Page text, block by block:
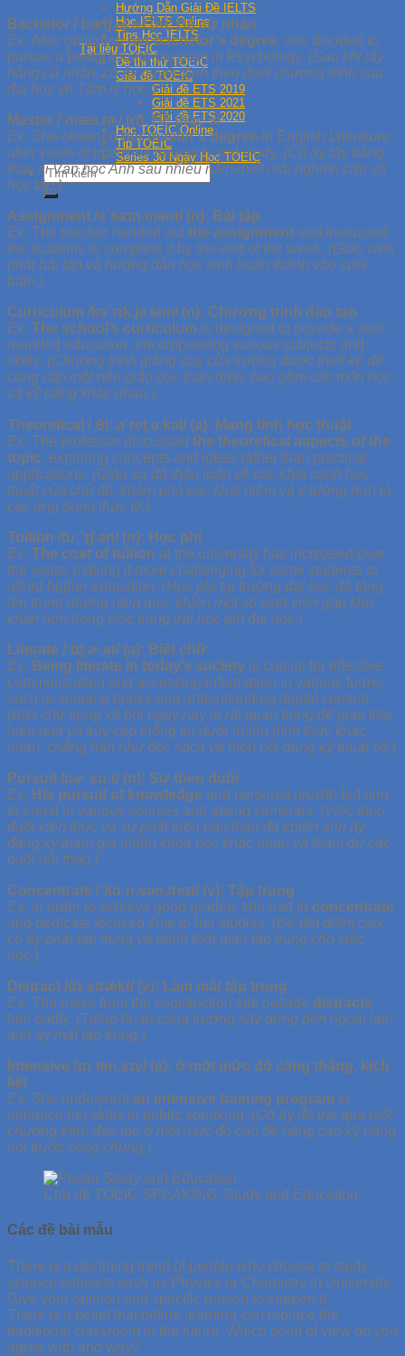
Hướng Dẫn Giải Đề IELTS
Học IELTS Online
Tips Học IELTS
Tài liệu TOEIC
Đề thi thử TOEIC
Giải đề TOEIC
Giải đề ETS 2019
Giải đề ETS 2021
Giải đề ETS 2020
Học TOEIC Online
Tip TOEIC
Series 30 Ngày Học TOEIC
Bachelor /ˈbætʃ.əl.ɚ/ (n): Hệ cử nhân
Ex:After obtainingher bachelor’s degree, she decided to
pursue a postgraduate program in Psychology. (Sau khi lấy
bằng cử nhân, cô ấy quyết định theo đuổi chương trình sau
đại học về Tâm lý học.)
Master /ˈmæs.tɚ/ (n): Hệ thạc sĩ
Ex: She obtainedher master’s degree in English Literature
after years of intensive research and study. (Cô ấy lấy bằng
thạc sĩ Văn học Anh sau nhiều năm miệt mài nghiên cứu và
học tập.)
Assignment /əˈsaɪn.mənt/ (n): Bài tập
Ex: The teacher handed out the assignment and instructed
the students to complete it by the end of the week. (Giáo viên
phát bài tập và hướng dẫn học sinh hoàn thành vào cuối
tuần.)
Curriculum /kəˈrɪk.jə.ləm/ (n): Chương trình đào tạo
Ex: The school’s curriculum is designed to provide a well-
rounded education, encompassing various subjects and
skills. (Chương trình giảng dạy của trường được thiết kế để
cung cấp một nền giáo dục toàn diện, bao gồm các môn học
và kỹ năng khác nhau.)
Theoretical /ˌθiː.əˈret̬.ə.kəl/ (a): Mang tính học thuật
Ex: The professor discussed the theoretical aspects of the
topic, exploring concepts and ideas rather than practical
applications. (Giáo sư đã thảo luận về các khía cạnh học
thuật của chủ đề, khám phá các khái niệm và ý tưởng hơn là
các ứng dụng thực tế.)
Tuition /tuːˈɪʃ.ən/ (n): Học phí
Ex: The cost of tuition at the university has increased over
the years, making it more challenging for some students to
afford higher education. (Học phí tại trường đại học đã tăng
lên trong những năm qua, khiến một số sinh viên gặp khó
khăn hơn trong việc trang trải học phí đại học.)
Literate /ˈlɪt̬.ɚ.ət/ (a): Biết chữ
Ex: Being literate in today’s society is crucial for effective
communication and accessing information in various forms,
such as reading books and understanding digital content.
(Biết chữ trong xã hội ngày nay là rất quan trọng để giao tiếp
hiệu quả và truy cập thông tin dưới nhiều hình thức khác
nhau, chẳng hạn như đọc sách và hiểu nội dung kỹ thuật số.)
Pursuit /pɚˈsuːt/ (n): Sự theo đuổi
Ex: His pursuit of knowledge and personal growth led him
to enroll in various courses and attend seminars. (Việc theo
đuổi kiến thức và sự phát triển bản thân đã khiến anh ấy
đăng ký tham gia nhiều khóa học khác nhau và tham dự các
buổi hội thảo.)
Concentrate /ˈkɑːn.sən.treɪt/ (v): Tập trung
Ex: In order to achieve good grades, she had to concentrate
and dedicate focused time to her studies. (Để đạt điểm cao,
cô ấy phải tập trung và dành thời gian tập trung cho việc
học.)
Distract /dɪˈstrækt/ (v): Làm mất tập trung
Ex: The noise from the construction site outside distracts
him badly. (Tiếng ồn từ công trường xây dựng bên ngoài làm
anh ấy mất tập trung.)
Intensive /ɪnˈten.sɪv/ (a): ở một mức độ căng thẳng, kịch
liệt
Ex: She underwent an intensive training program to
enhance her skills in public speaking. (Cô ấy đã trải qua một
chương trình đào tạo ở một mức độ cao để nâng cao kỹ năng
nói trước công chúng.)
Chủ đề TOEIC SPEAKING: Study and Education
Các đề bài mẫu
There is a declining trend of people who choose to study
science subjects such as Physics or Chemistry in University.
Give your opinion and specific reason to support it.
There is a belief that online learning can replace the
traditional classroom in the future. Which point of view do you
agree with and why?